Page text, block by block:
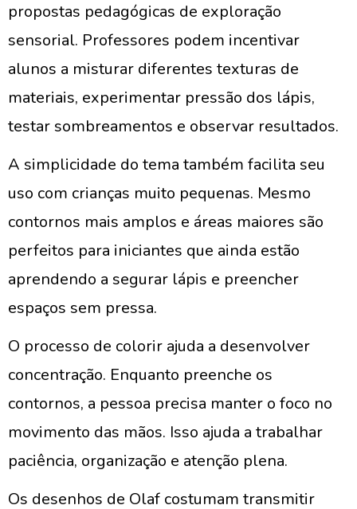
propostas pedagógicas de exploração
sensorial. Professores podem incentivar
alunos a misturar diferentes texturas de
materiais, experimentar pressão dos lápis,
testar sombreamentos e observar resultados.
A simplicidade do tema também facilita seu
uso com crianças muito pequenas. Mesmo
contornos mais amplos e áreas maiores são
perfeitos para iniciantes que ainda estão
aprendendo a segurar lápis e preencher
espaços sem pressa.
O processo de colorir ajuda a desenvolver
concentração. Enquanto preenche os
contornos, a pessoa precisa manter o foco no
movimento das mãos. Isso ajuda a trabalhar
paciência, organização e atenção plena.
Os desenhos de Olaf costumam transmitir